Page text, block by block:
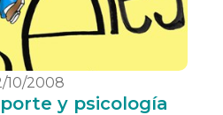
10/2008
y psicología